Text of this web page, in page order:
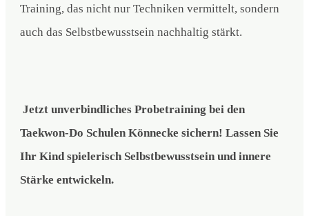
Training, das nicht nur Techniken vermittelt, sondern
auch das Selbstbewusstsein nachhaltig stärkt.
Jetzt unverbindliches Probetraining bei den
Taekwon-Do Schulen Könnecke sichern! Lassen Sie
Ihr Kind spielerisch Selbstbewusstsein und innere
Stärke entwickeln.